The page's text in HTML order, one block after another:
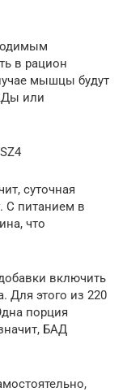
в рацион
мышцы будут
или
суточная
С питанием в
что
включить
Для этого из 220
порция
БАД